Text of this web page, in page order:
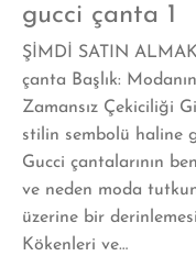
gucci çanta 1
ŞİMDİ SATIN
çanta Başlık:
Zamansız Çekiciliği
stilin sembolü haline
Gucci çantalarının
ve neden moda
üzerine bir
Kökenleri ve…